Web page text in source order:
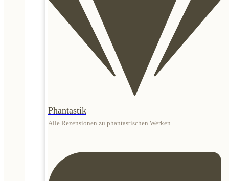
Phantastik
Alle Rezensionen zu phantastischen Werken